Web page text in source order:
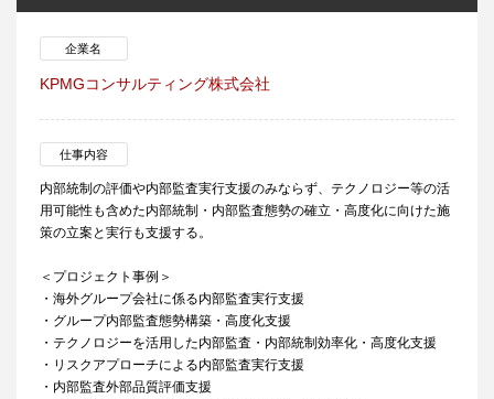
企業名
KPMGコンサルティング株式会社
仕事内容
内部統制の評価や内部監査実行支援のみならず、テクノロジー等の活
用可能性も含めた内部統制・内部監査態勢の確立・高度化に向けた施
策の立案と実行も支援する。
＜プロジェクト事例＞
・海外グループ会社に係る内部監査実行支援
・グループ内部監査態勢構築・高度化支援
・テクノロジーを活用した内部監査・内部統制効率化・高度化支援
・リスクアプローチによる内部監査実行支援
・内部監査外部品質評価支援